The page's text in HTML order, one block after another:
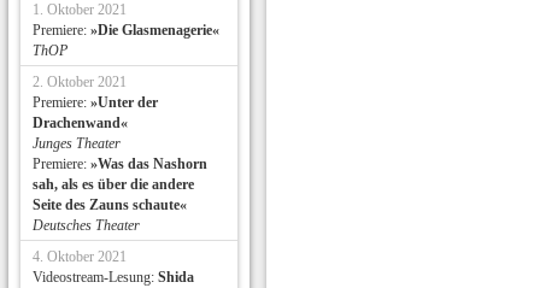
1. Oktober 2021
Premiere: »Die Glasmenagerie«
ThOP
2. Oktober 2021
Premiere: »Unter der
Drachenwand«
Junges Theater
Premiere: »Was das Nashorn
sah, als es über die andere
Seite des Zauns schaute«
Deutsches Theater
4. Oktober 2021
Videostream-Lesung: Shida